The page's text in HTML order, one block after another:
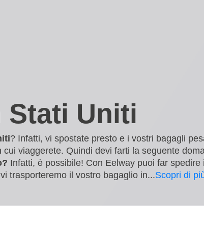
Stati Uniti
? Infatti, vi spostate presto e i vostri bagagli
viaggerete. Quindi devi farti la seguente
Infatti, è possibile! Con Eelway puoi far
trasporteremo il vostro bagaglio in...Scopri di